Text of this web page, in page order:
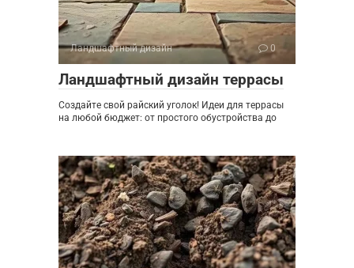
Ландшафтный дизайн 0
Ландшафтный дизайн террасы
Создайте свой райский уголок! Идеи для террасы
на любой бюджет: от простого обустройства до